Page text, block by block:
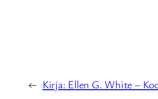
← Kirja: Ellen G. White –